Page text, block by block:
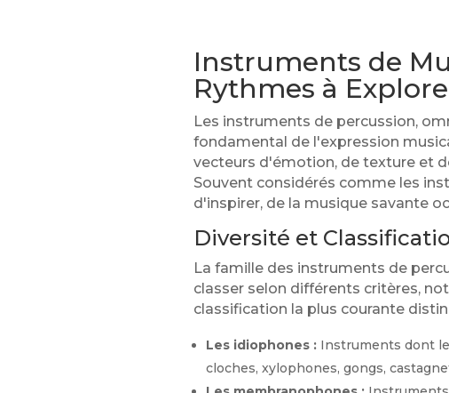
Instruments de
Rythmes à
Les instruments de percussion,
fondamental de l'expression
vecteurs d'émotion, de texture et
Souvent considérés comme les
d'inspirer, de la musique savante
Diversité et
La famille des instruments de
classer selon différents critères,
classification la plus courante
Les idiophones : Instruments dont
cloches, xylophones, gongs,